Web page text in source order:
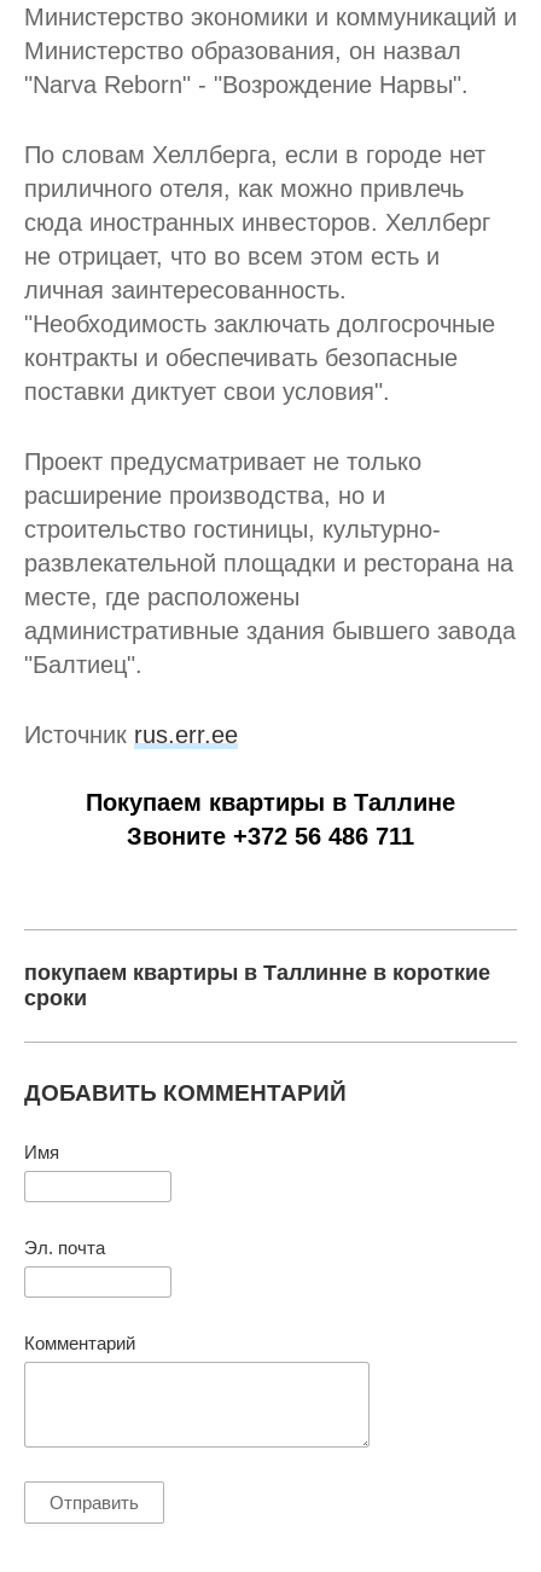
Министерство экономики и коммуникаций и
Министерство образования, он назвал
"Narva Reborn" - "Возрождение Нарвы".
По словам Хеллберга, если в городе нет
приличного отеля, как можно привлечь
сюда иностранных инвесторов. Хеллберг
не отрицает, что во всем этом есть и
личная заинтересованность.
"Необходимость заключать долгосрочные
контракты и обеспечивать безопасные
поставки диктует свои условия".
Проект предусматривает не только
расширение производства, но и
строительство гостиницы, культурно-
развлекательной площадки и ресторана на
месте, где расположены
административные здания бывшего завода
"Балтиец".
Источник rus.err.ee
Покупаем квартиры в Таллине
Звоните +372 56 486 711
покупаем квартиры в Таллинне в короткие
сроки
ДОБАВИТЬ КОММЕНТАРИЙ
Имя
Эл. почта
Комментарий